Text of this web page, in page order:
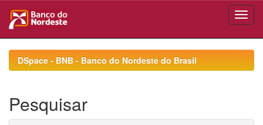
navigationDSpace - BNB - Banco do Nordeste do Brasil
Pesquisar